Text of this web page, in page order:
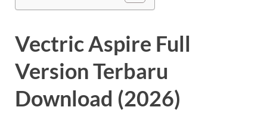
Vectric Aspire Full
Version Terbaru
Download (2026)